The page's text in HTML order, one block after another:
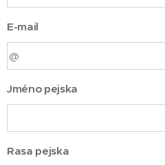
E-mail
Jméno pejska
Rasa pejska